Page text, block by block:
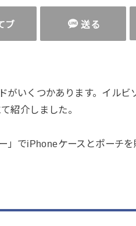
ブ 送る
がいくつかあります。イルビ
て紹介しました。
でiPhoneケースとポーチを